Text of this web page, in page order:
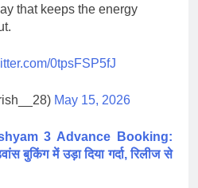
that keeps the energy
0tpsFSP5fJ
May 15, 2026
3 Advance Booking:
बुकिंग में उड़ा दिया गर्दा, रिलीज से